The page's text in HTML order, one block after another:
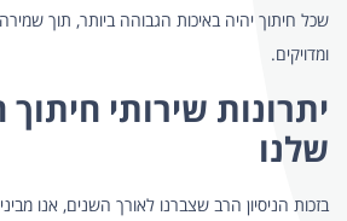
שכל חיתוך יהיה באיכות הגבוהה ביותר, תוך
ומדויקים.
יתרונות שירותי חיתוך
שלנו
בזכות הניסיון הרב שצברנו לאורך השנים, אנו